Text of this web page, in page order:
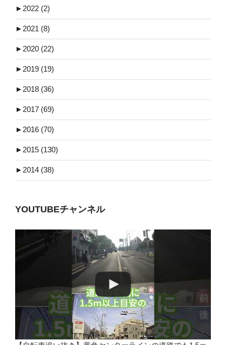
► 2022 (2)
► 2021 (8)
► 2020 (22)
► 2019 (19)
► 2018 (36)
► 2017 (69)
► 2016 (70)
► 2015 (130)
► 2014 (38)
YOUTUBEチャンネル